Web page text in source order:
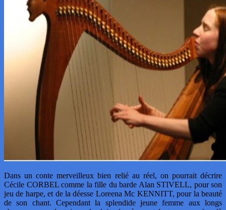
Dans un conte merveilleux bien relié au réel, on pourrait décrire
Cécile CORBEL comme la fille du barde Alan STIVELL, pour son
jeu de harpe, et de la déesse Loreena Mc KENNITT, pour la beauté
de son chant. Cependant la splendide jeune femme aux longs